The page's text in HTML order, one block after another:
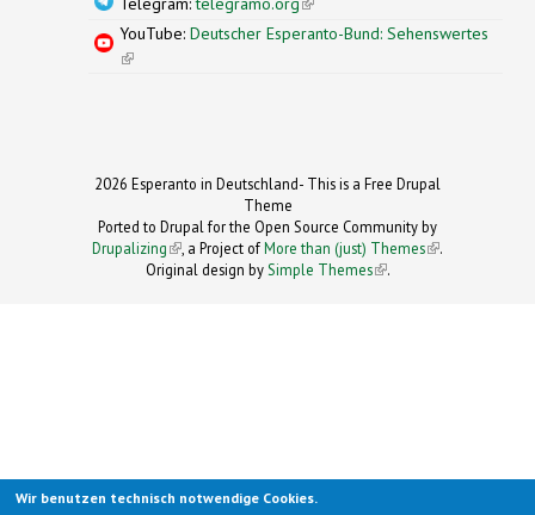
YouTube: Deutscher Esperanto-Bund: Sehenswertes
(link is external)
2026 Esperanto in Deutschland- This is a Free Drupal
Theme
Ported to Drupal for the Open Source Community by
Drupalizing(link is external)
, a Project ofMore than (just) Themes (link is
.
Original design by Simple Themes
(link is
.
Wir benutzen technisch notwendige Cookies.